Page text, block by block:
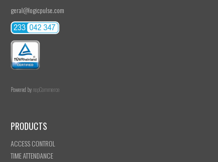
geral@logicpulse.com
Powered bynopCommerce
PRODUCTS
ACCESS CONTROL
TIME ATTENDANCE